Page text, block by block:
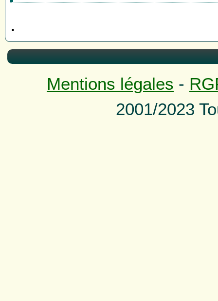
.
Mentions légales -
2001/2023